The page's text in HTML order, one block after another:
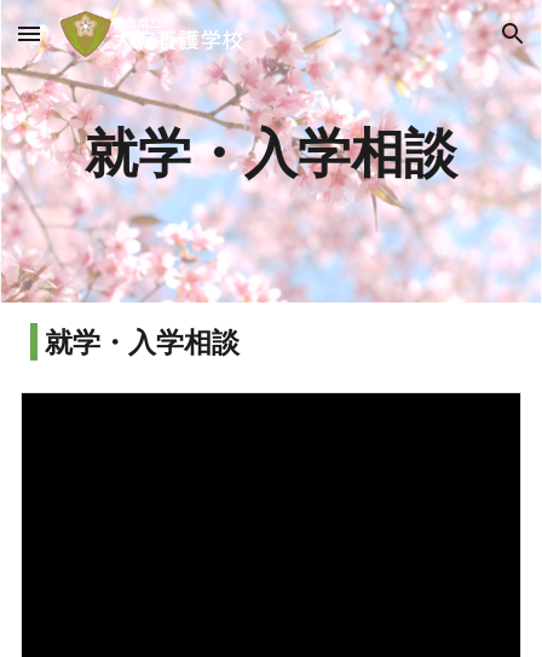
Skip to main content Skip to navigation
就学・入学相談
就学・入学相談